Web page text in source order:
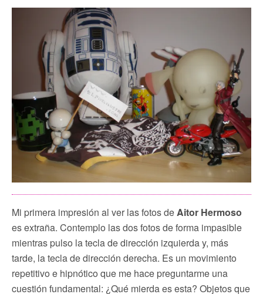
Mi primera impresión al ver las fotos deAitor Hermoso
es extraña. Contemplo las dos fotos de forma impasible
mientras pulso la tecla de dirección izquierda y, más
tarde, la tecla de dirección derecha. Es un movimiento
repetitivo e hipnótico que me hace preguntarme una
cuestión fundamental: ¿Qué mierda es esta? Objetos que